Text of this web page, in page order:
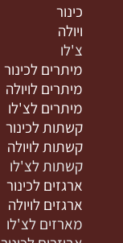
כינור
ויולה
צ'לו
מיתרים לכינור
מיתרים לויולה
מיתרים לצ'לו
קשתות לכינור
קשתות לויולה
קשתות לצ'לו
ארגזים לכינור
ארגזים לויולה
מארזים לצ'לו